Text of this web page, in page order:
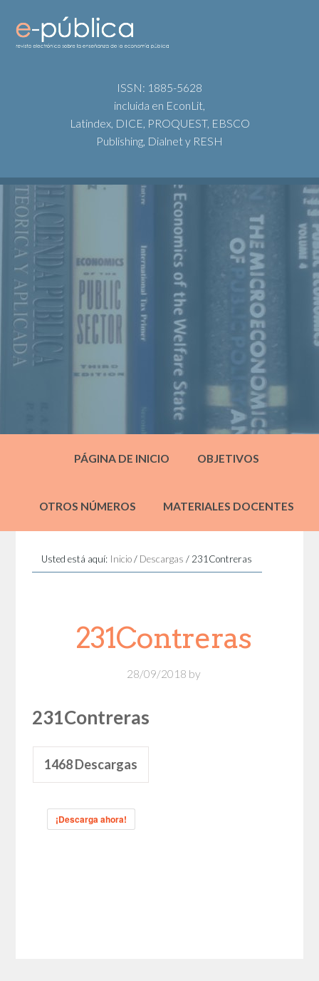
ISSN: 1885-5628
incluida en EconLit,
Latindex, DICE, PROQUEST, EBSCO
Publishing, Dialnet y RESH
PÁGINA DE INICIO OBJETIVOS
OTROS NÚMEROS MATERIALES DOCENTES
Usted está aquí: Inicio / Descargas / 231Contreras
231Contreras
28/09/2018 by
231Contreras
1468Descargas
¡Descarga ahora!